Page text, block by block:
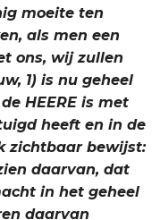
moeite ten
als men een
ons, wij zullen
1) is nu geheel
HEERE is met
heeft en in de
zichtbaar bewijst:
daarvan, dat
in het geheel
daarvan